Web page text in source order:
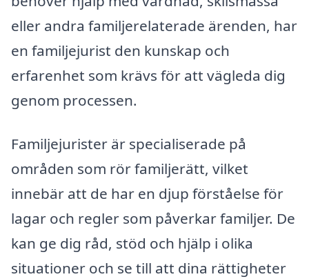
eller andra familjerelaterade ärenden, har
en familjejurist den kunskap och
erfarenhet som krävs för att vägleda dig
genom processen.
Familjejurister är specialiserade på
områden som rör familjerätt, vilket
innebär att de har en djup förståelse för
lagar och regler som påverkar familjer. De
kan ge dig råd, stöd och hjälp i olika
situationer och se till att dina rättigheter